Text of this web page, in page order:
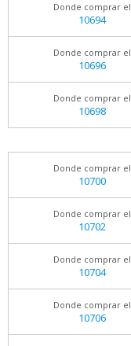
Donde comprar el
10694
Donde comprar el
10696
Donde comprar el
10698
Donde comprar el
10700
Donde comprar el
10702
Donde comprar el
10704
Donde comprar el
10706